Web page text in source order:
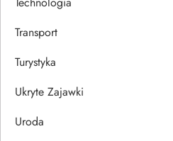
Transport
Turystyka
Ukryte Zajawki
Uroda